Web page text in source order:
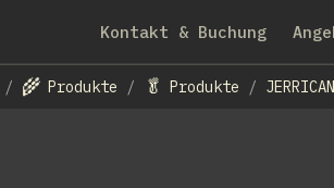
Kontakt & Buchung
/ 🌾 Produkte / 🥬 Produkte /